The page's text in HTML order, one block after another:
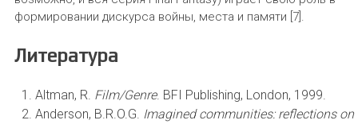
формировании дискурса войны, места и памяти [7].
Литература
Altman, R. Film/Genre. BFI Publishing, London, 1999.
Anderson, B.R.O.G. Imagined communities: reflections on